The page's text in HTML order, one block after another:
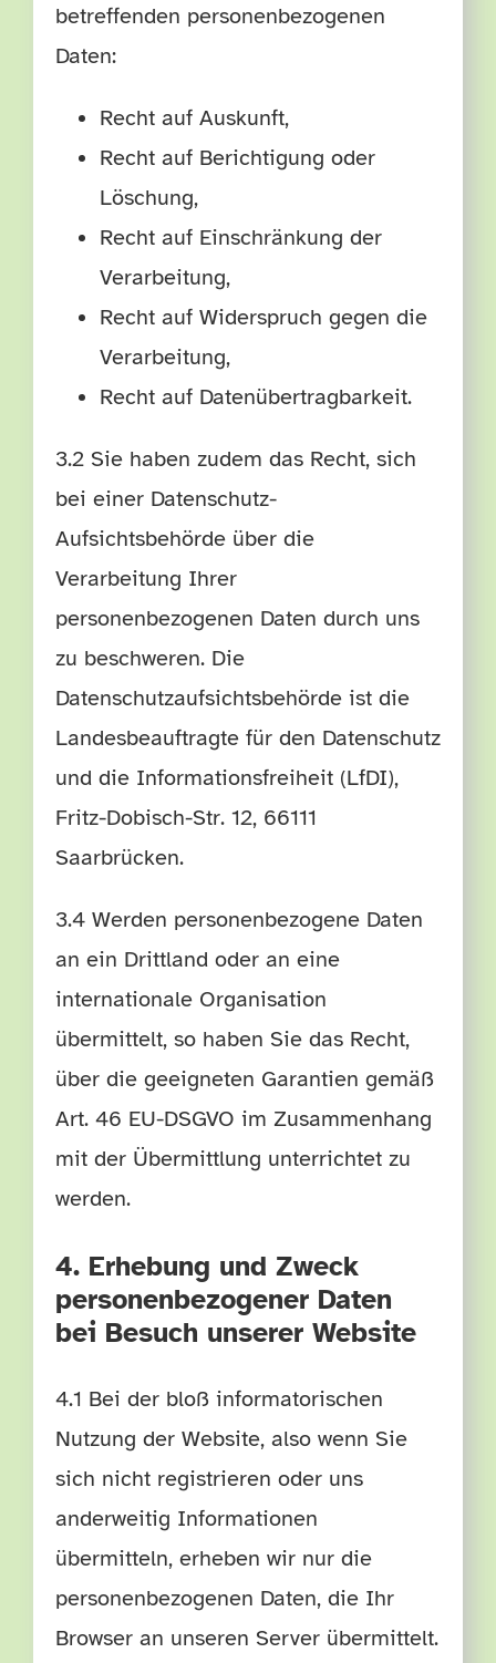
betreffenden personenbezogenen
Daten:
Recht auf Auskunft,
Recht auf Berichtigung oder
Löschung,
Recht auf Einschränkung der
Verarbeitung,
Recht auf Widerspruch gegen die
Verarbeitung,
Recht auf Datenübertragbarkeit.
3.2 Sie haben zudem das Recht, sich
bei einer Datenschutz-
Aufsichtsbehörde über die
Verarbeitung Ihrer
personenbezogenen Daten durch uns
zu beschweren. Die
Datenschutzaufsichtsbehörde ist die
Landesbeauftragte für den Datenschutz
und die Informationsfreiheit (LfDI),
Fritz-Dobisch-Str. 12, 66111
Saarbrücken.
3.4 Werden personenbezogene Daten
an ein Drittland oder an eine
internationale Organisation
übermittelt, so haben Sie das Recht,
über die geeigneten Garantien gemäß
Art. 46 EU-DSGVO im Zusammenhang
mit der Übermittlung unterrichtet zu
werden.
4. Erhebung und Zweck
personenbezogener Daten
bei Besuch unserer Website
4.1 Bei der bloß informatorischen
Nutzung der Website, also wenn Sie
sich nicht registrieren oder uns
anderweitig Informationen
übermitteln, erheben wir nur die
personenbezogenen Daten, die Ihr
Browser an unseren Server übermittelt.